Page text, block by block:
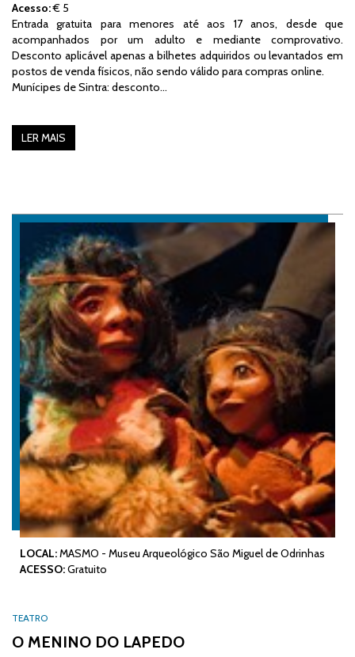
Acesso:€ 5
Entrada gratuita para menores até aos 17 anos, desde que
acompanhados por um adulto e mediante comprovativo.
Desconto aplicável apenas a bilhetes adquiridos ou levantados em
postos de venda físicos, não sendo válido para compras online.
Munícipes de Sintra: desconto…
LER MAIS
LOCAL:MASMO - Museu Arqueológico São Miguel de Odrinhas
ACESSO:Gratuito
TEATRO
O MENINO DO LAPEDO